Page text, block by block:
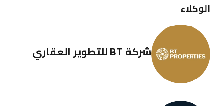
الوكلاء
شركة BT للتطوير العقاري